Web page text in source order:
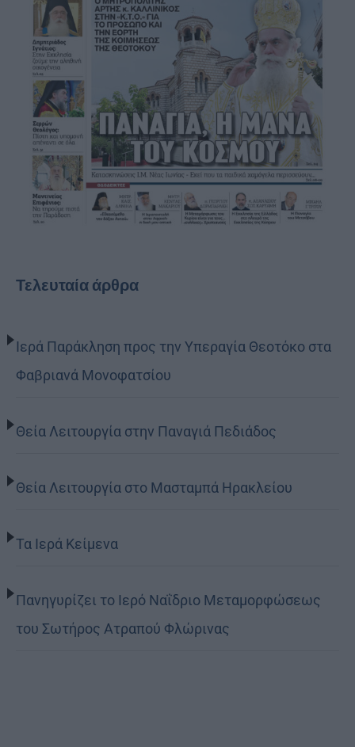
Τελευταία άρθρα
Ιερά Παράκληση προς την Υπεραγία Θεοτόκο στα
Φαβριανά Μονοφατσίου
Θεία Λειτουργία στην Παναγιά Πεδιάδος
Θεία Λειτουργία στο Μασταμπά Ηρακλείου
Τα Ιερά Κείμενα
Πανηγυρίζει το Ιερό Ναΐδριο Μεταμορφώσεως
του Σωτήρος Ατραπού Φλώρινας